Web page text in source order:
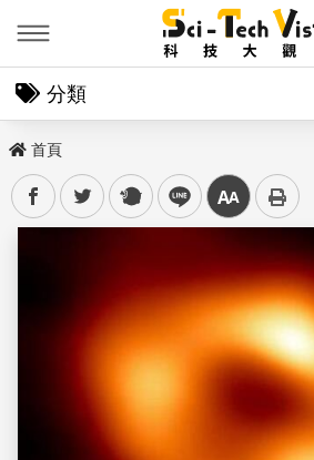
分類
首頁
facebooktwitter plurk line 中